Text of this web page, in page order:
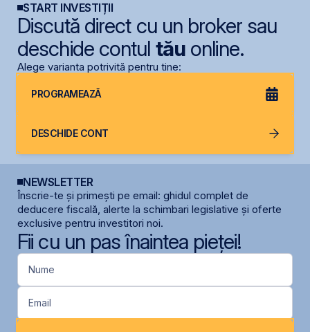
START INVESTIȚII
Discută direct cu un broker sau
deschide contul tăuonline.
Alege varianta potrivită pentru tine:
PROGRAMEAZĂ
DESCHIDE CONT
NEWSLETTER
Înscrie-te și primești pe email: ghidul complet de
deducere fiscală, alerte la schimbari legislative și oferte
exclusive pentru investitori noi.
Fii cu un pas înaintea pieței!
Nume
Email